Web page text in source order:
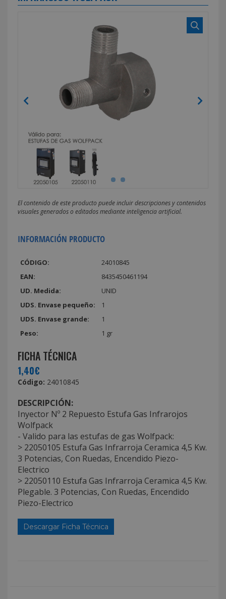
El contenido de este producto puede incluir descripciones y contenidos
visuales generados o editados mediante inteligencia artificial.
INFORMACIÓN PRODUCTO
CÓDIGO:
24010845
EAN:
8435450461194
UD. Medida:
UNID
UDS. Envase pequeño:
1
UDS. Envase grande:
1
Peso:
1 gr
FICHA TÉCNICA
1,40€
Código: 24010845
DESCRIPCIÓN:
Inyector Nº 2 Repuesto Estufa Gas Infrarojos
Wolfpack
- Valido para las estufas de gas Wolfpack:
> 22050105 Estufa Gas Infrarroja Ceramica 4,5 Kw.
3 Potencias, Con Ruedas, Encendido Piezo-
Electrico
> 22050110 Estufa Gas Infrarroja Ceramica 4,5 Kw.
Plegable. 3 Potencias, Con Ruedas, Encendido
Piezo-Electrico
Descargar Ficha Técnica